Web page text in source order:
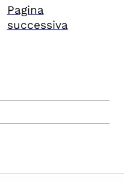
Pagina
successiva